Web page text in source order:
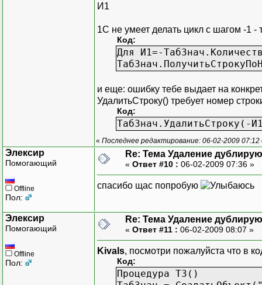
И1
1С не умеет делать цикл с шагом -1 -
Код:
Для И1=-
и еще: ошибку тебе выдает на
УдалитьСтроку() требует номер
Код:
ТабЗнач.УдалитьСтроку(-
« Последнее редактирование: 06-02-2009
Элексир
Помогающий
Offline
Пол:
Re: Тема Удаление
« Ответ #10 : 06-02-2009 07:36 »
спасибо щас попробую
Элексир
Помогающий
Offline
Пол:
Re: Тема Удаление
« Ответ #11 : 06-02-2009 08:07 »
Kivals, посмотри пожалуйста что в
Код:
Процедура ТЗ()